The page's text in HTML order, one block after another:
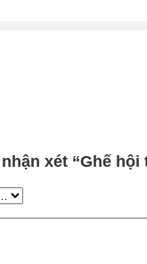
xét “Ghế hội